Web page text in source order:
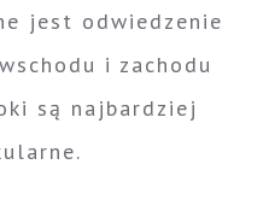
jest odwiedzenie
i zachodu
są najbardziej